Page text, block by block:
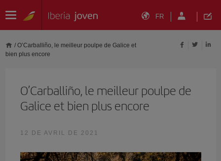
FR
/ O’Carballiño, le meilleur poulpe de Galice et
bien plus encore
O’Carballiño, le meilleur poulpe de
Galice et bien plus encore
12 DE AVRIL DE 2021